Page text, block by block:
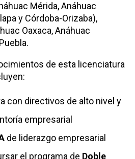
Mérida, Anáhuac
y Córdoba-Orizaba),
Oaxaca, Anáhuac
de esta licenciatura
con directivos de alto nivel y
empresarial
de liderazgo empresarial
el programa de Doble